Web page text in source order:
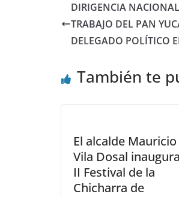
DIRIGENCIA
TRABAJO DEL PAN
DELEGADO POLÍTICO
También te
El alcalde Mauricio
Vila Dosal
II Festival de la
Chicharra de